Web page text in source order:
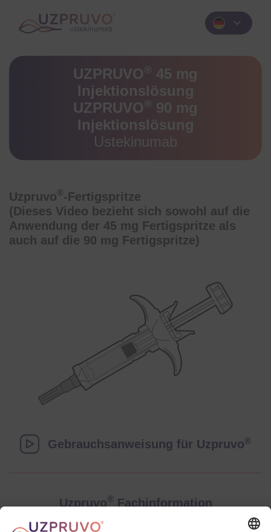
expand_more
UZPRUVO® 45 mg
Injektionslösung
UZPRUVO® 90 mg
Injektionslösung
Ustekinumab
Uzpruvo ® -Fertigspritze
(Dieses Video bezieht sich sowohl auf die
Anwendung der 45 mg Fertigspritze als
auch auf die 90 mg Fertigspritze)
Gebrauchsanweisung für Uzpruvo®
Uzpruvo®Fachinformation